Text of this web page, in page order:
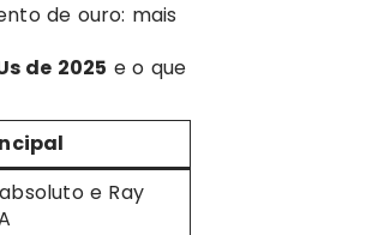
de ouro: mais
de 2025 e o que
e Ray